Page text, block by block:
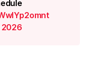
2026